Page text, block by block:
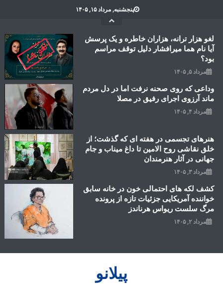
پنجشنبه, مرداد ۱۵, ۱۴۰۵
لغو هزار ترانه، هزاران خاطره و یک پرسش
آیا نام هما میرافشار دلیل توقف مراسم
بود؟
مرداد ۵, ۱۴۰۵
وداعی که روی صحنه نرفت اما در دل مردم
ماند آرزوی اجرای رفیق در مصلا
مرداد ۴, ۱۴۰۵
هنرهای تجسمی در هفته ای که گذشت؛ از
خلق نقاشی روح الامین تا داغ میناب و جام
جهانی در آثار هنرمندان
مرداد ۳, ۱۴۰۵
کشف لکه های احتمالی خون در خانه سابق
خواننده آمریکایی جزئیات تازه از پرونده
مرگ سلست ریواس هرناندز
مرداد ۲, ۱۴۰۵
پیلانو